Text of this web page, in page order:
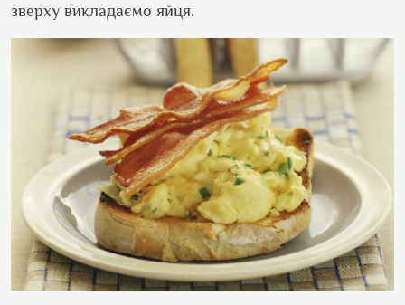
зверху викладаємо яйця.